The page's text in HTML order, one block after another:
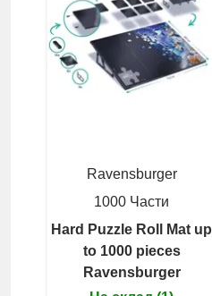
Ravensburger
1000 Части
Hard Puzzle Roll Mat up
to 1000 pieces
Ravensburger